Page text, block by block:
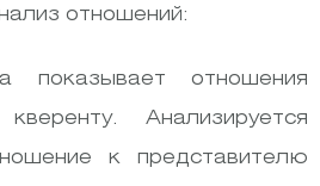
отношений:
показывает отношения
Анализируется
к представителю